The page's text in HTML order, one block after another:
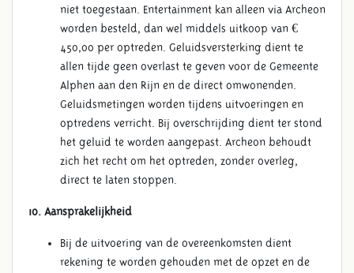
niet toegestaan. Entertainment kan alleen via Archeon
worden besteld, dan wel middels uitkoop van €
450,00 per optreden. Geluidsversterking dient te
allen tijde geen overlast te geven voor de Gemeente
Alphen aan den Rijn en de direct omwonenden.
Geluidsmetingen worden tijdens uitvoeringen en
optredens verricht. Bij overschrijding dient ter stond
het geluid te worden aangepast. Archeon behoudt
zich het recht om het optreden, zonder overleg,
direct te laten stoppen.
10. Aansprakelijkheid
Bij de uitvoering van de overeenkomsten dient
rekening te worden gehouden met de opzet en de